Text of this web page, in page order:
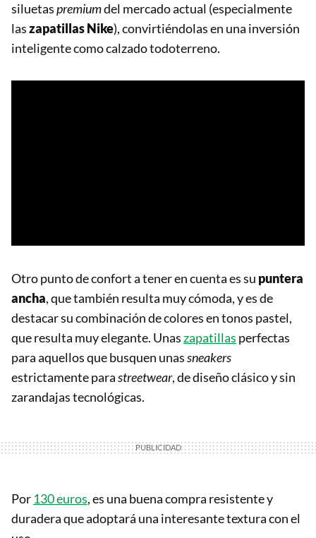
siluetaspremiumdel mercado actual (especialmente
laszapatillas Nike), convirtiéndolas en una inversión
inteligente como calzado todoterreno.
Otro punto de confort a tener en cuenta es su puntera
ancha, que también resulta muy cómoda, y es de
destacar su combinación de colores en tonos pastel,
que resulta muy elegante. Unaszapatillas perfectas
para aquellos que busquen unassneakers
estrictamente parastreetwear, de diseño clásico y sin
zarandajas tecnológicas.
Por 130 euros, es una buena compra resistente y
duradera que adoptará una interesante textura con el